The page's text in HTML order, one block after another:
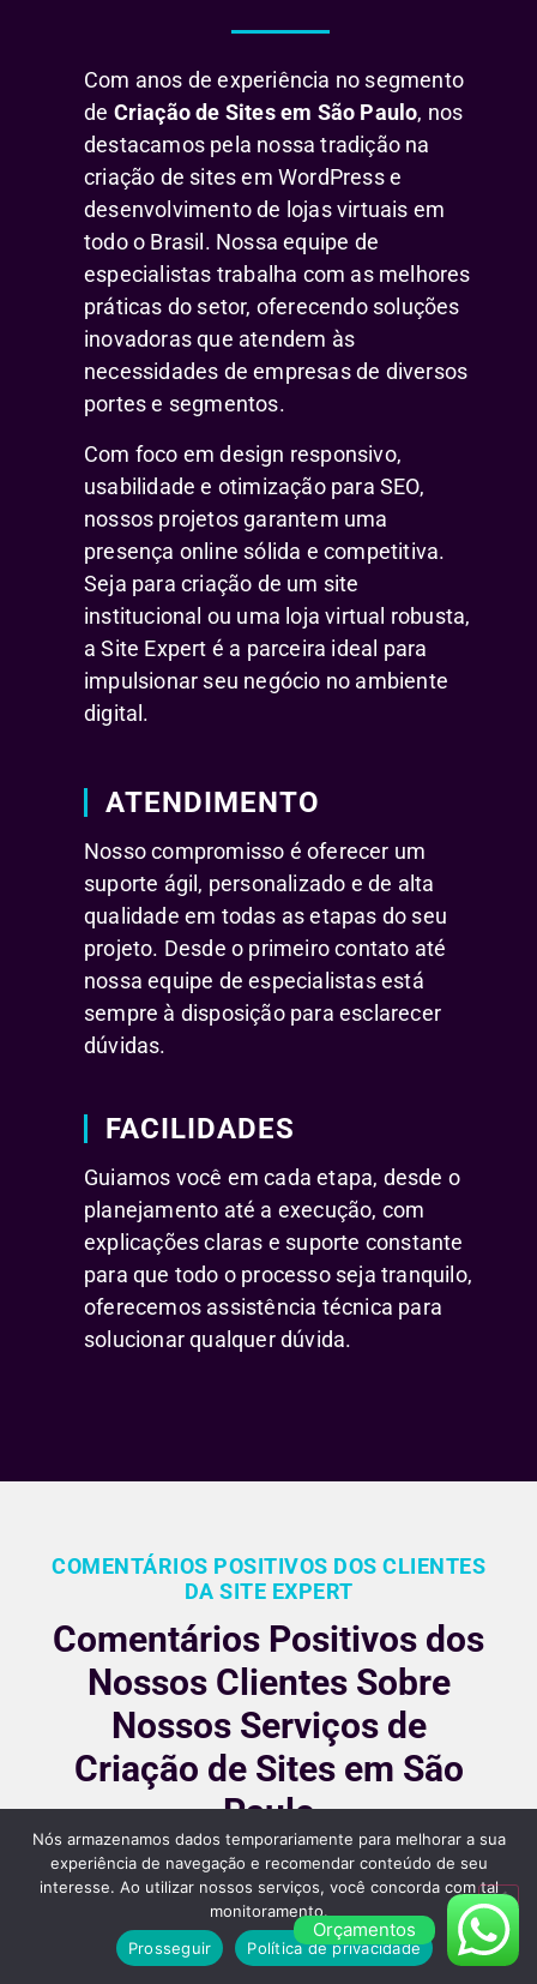
Com anos de experiência no segmento
de Criação de Sites em São Paulo, nos
destacamos pela nossa tradição na
criação de sites em WordPress e
desenvolvimento de lojas virtuais em
todo o Brasil. Nossa equipe de
especialistas trabalha com as melhores
práticas do setor, oferecendo soluções
inovadoras que atendem às
necessidades de empresas de diversos
portes e segmentos.
Com foco em design responsivo,
usabilidade e otimização para SEO,
nossos projetos garantem uma
presença online sólida e competitiva.
Seja para criação de um site
institucional ou uma loja virtual robusta,
a Site Expert é a parceira ideal para
impulsionar seu negócio no ambiente
digital.
ATENDIMENTO
Nosso compromisso é oferecer um
suporte ágil, personalizado e de alta
qualidade em todas as etapas do seu
projeto. Desde o primeiro contato até
nossa equipe de especialistas está
sempre à disposição para esclarecer
dúvidas.
FACILIDADES
Guiamos você em cada etapa, desde o
planejamento até a execução, com
explicações claras e suporte constante
para que todo o processo seja tranquilo,
oferecemos assistência técnica para
solucionar qualquer dúvida.
COMENTÁRIOS POSITIVOS DOS CLIENTES
DA SITE EXPERT
Comentários Positivos dos
Nossos Clientes Sobre
Nossos Serviços de
Criação de Sites em São
Paulo
Nossos clientes são fiéis pois gostara dos nossos
serviços e nos recomendam, veja alguns desses
comentários:Orçamentos
Nós armazenamos dados temporariamente para melhorar a sua
experiência de navegação e recomendar conteúdo de seu
interesse. Ao utilizar nossos serviços, você concorda com tal
monitoramento.
Prosseguir
Política de privacidade